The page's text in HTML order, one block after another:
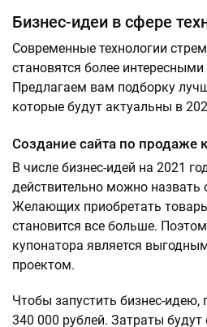
Бизнес-идеи в сфере
Современные технологии
становятся более
Предлагаем вам подборку
которые будут актуальны в
Создание сайта по продаже
В числе бизнес-идей на 2021
действительно можно назвать
Желающих приобретать
становится все больше.
купонатора является
проектом.
Чтобы запустить бизнес-идею,
340 000 рублей. Затраты